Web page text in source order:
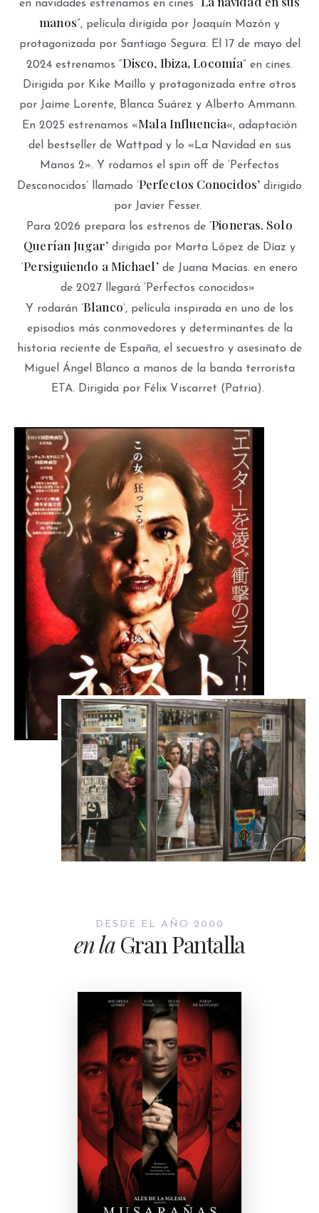
en navidades estrenamos en cines “
manos”, película dirigida por Joaquín Mazón y
protagonizada por Santiago Segura. El 17 de mayo del
2024 estrenamos “Disco, Ibiza, Locomía” en cines.
Dirigida por Kike Maíllo y protagonizada entre otros
por Jaime Lorente, Blanca Suárez y Alberto Ammann.
En 2025 estrenamos «Mala Influencia«, adaptación
del bestseller de Wattpad y lo «La Navidad en sus
Manos 2». Y rodamos el spin off de ‘Perfectos
Desconocidos’ llamado ‘Perfectos Conocidos’ dirigido
por Javier Fesser.
Para 2026 prepara los estrenos de ‘Pioneras. Solo
Querían Jugar’dirigida por Marta López de Díaz y
‘Persiguiendo a Michael’de Juana Macías. en enero
de 2027 llegará ‘Perfectos conocidos»
Y rodarán ‘Blanco‘, película inspirada en uno de los
episodios más conmovedores y determinantes de la
historia reciente de España, el secuestro y asesinato de
Miguel Ángel Blanco a manos de la banda terrorista
ETA. Dirigida por Félix Viscarret (Patria).
DESDE EL AÑO 2000
en laGran Pantalla